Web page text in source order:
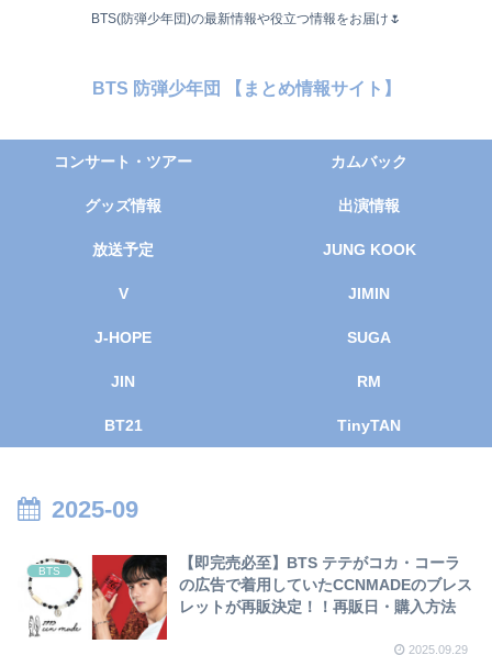
BTS(防弾少年団)の最新情報や役立つ情報をお届け🌷
BTS 防弾少年団 【まとめ情報サイト】
コンサート・ツアー カムバック
グッズ情報 出演情報
放送予定 JUNG KOOK
V JIMIN
J-HOPE SUGA
JIN RM
BT21 TinyTAN
2025-09
BTS
【即完売必至】BTS テテがコカ・コーラ
の広告で着用していたCCNMADEのブレス
レットが再販決定！！再販日・購入方法
2025.09.29